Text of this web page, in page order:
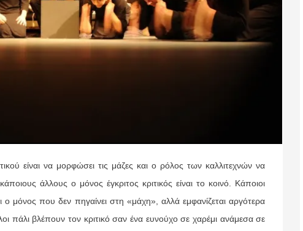
είναι να μορφώσει τις μάζες και ο ρόλος των καλλιτεχνών να
άλλους ο μόνος έγκριτος κριτικός είναι το κοινό. Κάποιοι
ο μόνος που δεν πηγαίνει στη «μάχη», αλλά εμφανίζεται αργότερα
πάλι βλέπουν τον κριτικό σαν ένα ευνούχο σε χαρέμι ανάμεσα σε